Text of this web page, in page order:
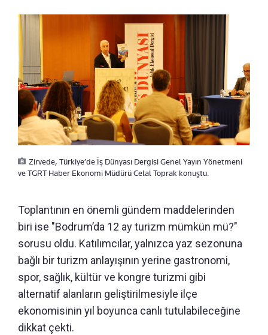
Zirvede, Türkiye’de İş Dünyası Dergisi Genel Yayın Yönetmeni
ve TGRT Haber Ekonomi Müdürü Celal Toprak konuştu.
Toplantının en önemli gündem maddelerinden
biri ise "Bodrum’da 12 ay turizm mümkün mü?"
sorusu oldu. Katılımcılar, yalnızca yaz sezonuna
bağlı bir turizm anlayışının yerine gastronomi,
spor, sağlık, kültür ve kongre turizmi gibi
alternatif alanların geliştirilmesiyle ilçe
ekonomisinin yıl boyunca canlı tutulabileceğine
dikkat çekti.